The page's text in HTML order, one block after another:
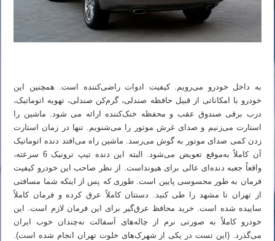
به داخل خودرو می‌رویم. کیفیت ادوات راضی‌کننده است. همچنین این
خودرو با امکاناتی از قبیل حافظه صندلی، گرم‌کن صندلی، تهویه اتوماتیک،
درب برقی صندوق عقب و محفظه خنک‌کننده ارائه می شود. ماشین را
استارت می‌زنیم و صدای غرش موتور را می‌شنویم. تنها در زمان استارت
زدن کمی صدای موتور به گوش می‌رسد. ماشین راه می‌افتد دنده اتوماتیک
آن کاملاً به‌موقع تعویض می‌شود. البته این دنده تیپ ترونیک 6 سرعته،
واقعاً جعبه دنده‌ای عالی برای هیونداست. از نظر صاحب این خودرو کیفیت
فرمان به طور محسوسی پایین است. طوری که پس از اینکه شما مسافتی
از تهران تا مشهد را طی کنید. دستتان کاملاً عرق کرده و فرمان کاملاً
ساییده شده است. خرید محافظ عرق‌گیر برای این فرمان لازم است. این
خودرو کاملاً به صورتی نرم از چاله‌های آسفالت نه‌چندان خوب ایران
می‌گذرد. (این تست در یکی از شهرک‌های خلوت تهران انجام شده است).